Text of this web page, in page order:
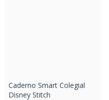
Caderno Smart Colegial
Disney Stitch